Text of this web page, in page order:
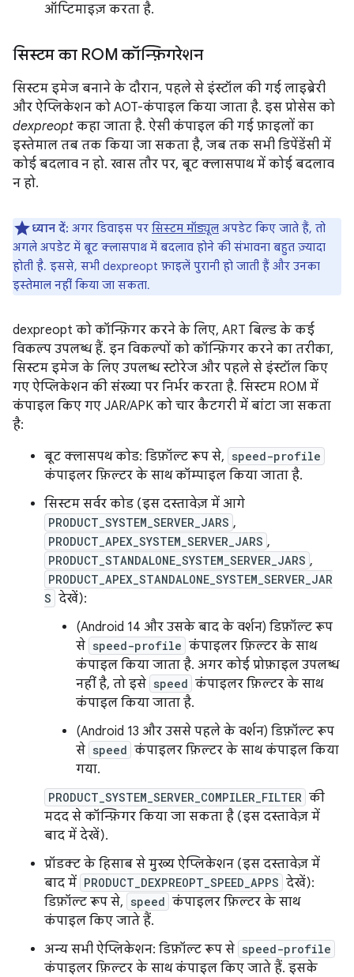
ऑप्टिमाइज़ करता है.
सिस्टम का ROM कॉन्फ़िगरेशन
सिस्टम इमेज बनाने के दौरान, पहले से इंस्टॉल की गई लाइब्रेरी
और ऐप्लिकेशन को AOT-कंपाइल किया जाता है. इस प्रोसेस को
dexpreopt कहा जाता है. ऐसी कंपाइल की गई फ़ाइलों का
इस्तेमाल तब तक किया जा सकता है, जब तक सभी डिपेंडेंसी में
कोई बदलाव न हो. खास तौर पर, बूट क्लासपाथ में कोई बदलाव
न हो.
ध्यान दें: अगर डिवाइस पर सिस्टम मॉड्यूल अपडेट किए जाते हैं, तो
अगले अपडेट में बूट क्लासपाथ में बदलाव होने की संभावना बहुत ज़्यादा
होती है. इससे, सभी dexpreopt फ़ाइलें पुरानी हो जाती हैं और उनका
इस्तेमाल नहीं किया जा सकता.
dexpreopt को कॉन्फ़िगर करने के लिए, ART बिल्ड के कई
विकल्प उपलब्ध हैं. इन विकल्पों को कॉन्फ़िगर करने का तरीका,
सिस्टम इमेज के लिए उपलब्ध स्टोरेज और पहले से इंस्टॉल किए
गए ऐप्लिकेशन की संख्या पर निर्भर करता है. सिस्टम ROM में
कंपाइल किए गए JAR/APK को चार कैटगरी में बांटा जा सकता
है:
बूट क्लासपथ कोड: डिफ़ॉल्ट रूप से, speed-profile
कंपाइलर फ़िल्टर के साथ कॉम्पाइल किया जाता है.
सिस्टम सर्वर कोड (इस दस्तावेज़ में आगे
PRODUCT_SYSTEM_SERVER_JARS ,
PRODUCT_APEX_SYSTEM_SERVER_JARS ,
PRODUCT_STANDALONE_SYSTEM_SERVER_JARS ,
PRODUCT_APEX_STANDALONE_SYSTEM_SERVER_JAR
S देखें):
(Android 14 और उसके बाद के वर्शन) डिफ़ॉल्ट रूप
से speed-profile कंपाइलर फ़िल्टर के साथ
कंपाइल किया जाता है. अगर कोई प्रोफ़ाइल उपलब्ध
नहीं है, तो इसे speed कंपाइलर फ़िल्टर के साथ
कंपाइल किया जाता है.
(Android 13 और उससे पहले के वर्शन) डिफ़ॉल्ट रूप
से speed कंपाइलर फ़िल्टर के साथ कंपाइल किया
गया.
PRODUCT_SYSTEM_SERVER_COMPILER_FILTER की
मदद से कॉन्फ़िगर किया जा सकता है (इस दस्तावेज़ में
बाद में देखें).
प्रॉडक्ट के हिसाब से मुख्य ऐप्लिकेशन (इस दस्तावेज़ में
बाद में PRODUCT_DEXPREOPT_SPEED_APPS देखें):
डिफ़ॉल्ट रूप से, speed कंपाइलर फ़िल्टर के साथ
कंपाइल किए जाते हैं.
अन्य सभी ऐप्लिकेशन: डिफ़ॉल्ट रूप से speed-profile
कंपाइलर फ़िल्टर के साथ कंपाइल किए जाते हैं. इसके